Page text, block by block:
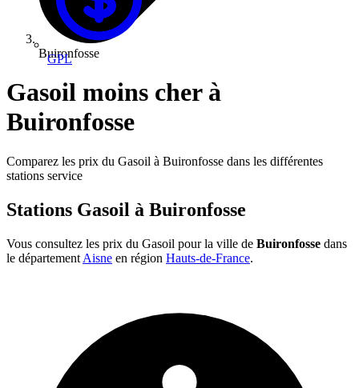
GPL
Buironfosse
Gasoil moins cher à
Buironfosse
Comparez les prix du Gasoil à Buironfosse dans les différentes
stations service
Stations Gasoil à Buironfosse
Vous consultez les prix du Gasoil pour la ville de Buironfosse dans
le département Aisne en région Hauts-de-France.